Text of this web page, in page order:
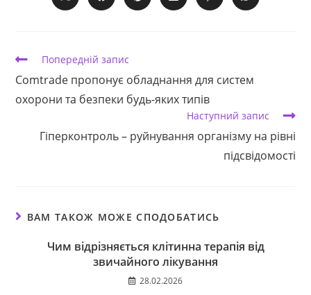
в в в в в в
Прочитати
статей
Попередній запис
Comtrade пропонує обладнання для систем
охорони та безпеки будь-яких типів
Наступний запис
Гіперконтроль – руйнування організму на рівні
підсвідомості
ВАМ ТАКОЖ МОЖЕ СПОДОБАТИСЬ
Чим відрізняється клітинна терапія від
звичайного лікування
28.02.2026